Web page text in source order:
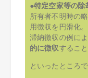
●特定空家等の除
所有者不明時の
用徴収を円滑化
滞納徴収の例によ
的に徴収すること
といったところで